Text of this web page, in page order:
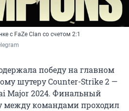
с FaZe Clan со счетом 2:1
победу на главном
шутеру Counter-Strike 2 —
Major 2024. Финальный
между командами проходил